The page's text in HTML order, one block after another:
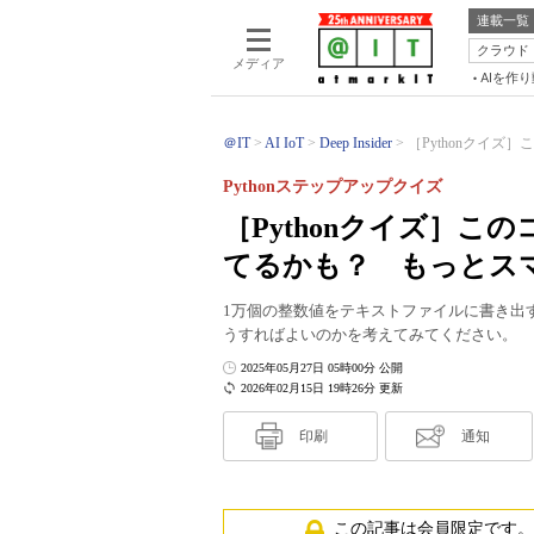
メディア
連載一覧
クラウド
AIを作
＠IT AI IoT Deep Insider ［Pythonクイズ］
［Pythonクイズ］こ
てるかも？ もっとス
Pythonステップアップクイズ
1万個の整数値をテキストファイルに書き
うすればよいのかを考えてみてください。
2026年02月15日 19時26分 更新
2025年05月27日 05時00分 公開
印刷 通知
この記事は会員限定です。